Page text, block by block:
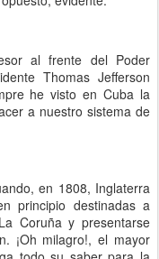
al frente del Poder
Thomas Jefferson
he visto en Cuba la
a nuestro sistema de
en 1808, Inglaterra
principio destinadas a
Coruña y presentarse
¡Oh milagro!, el mayor